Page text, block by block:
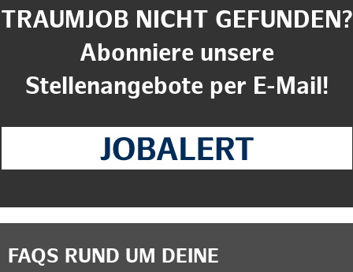
TRAUMJOB NICHT GEFUNDEN?
Abonniere unsere
Stellenangebote per E-Mail!
FAQS RUND UM DEINE